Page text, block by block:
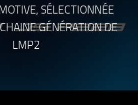
SÉLECTIONNÉE
GÉNÉRATION DE
LMP2